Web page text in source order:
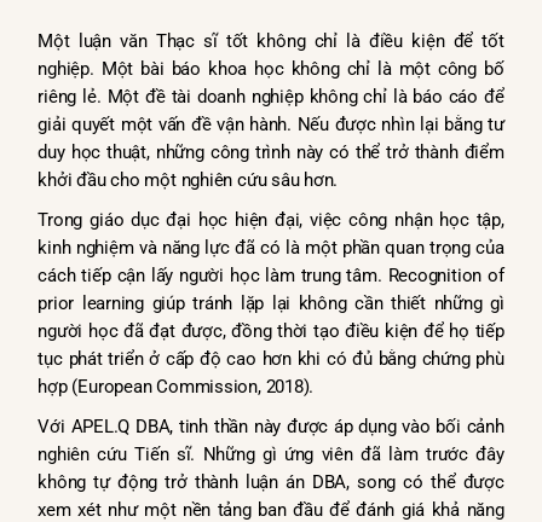
Một luận văn Thạc sĩ tốt không chỉ là điều kiện để tốt
nghiệp. Một bài báo khoa học không chỉ là một công bố
riêng lẻ. Một đề tài doanh nghiệp không chỉ là báo cáo để
giải quyết một vấn đề vận hành. Nếu được nhìn lại bằng tư
duy học thuật, những công trình này có thể trở thành điểm
khởi đầu cho một nghiên cứu sâu hơn.
Trong giáo dục đại học hiện đại, việc công nhận học tập,
kinh nghiệm và năng lực đã có là một phần quan trọng của
cách tiếp cận lấy người học làm trung tâm. Recognition of
prior learning giúp tránh lặp lại không cần thiết những gì
người học đã đạt được, đồng thời tạo điều kiện để họ tiếp
tục phát triển ở cấp độ cao hơn khi có đủ bằng chứng phù
hợp (European Commission, 2018).
Với APEL.Q DBA, tinh thần này được áp dụng vào bối cảnh
nghiên cứu Tiến sĩ. Những gì ứng viên đã làm trước đây
không tự động trở thành luận án DBA, song có thể được
xem xét như một nền tảng ban đầu để đánh giá khả năng